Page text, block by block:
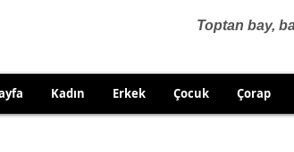
Toptan bay,
Kadın Erkek Çocuk Çorap